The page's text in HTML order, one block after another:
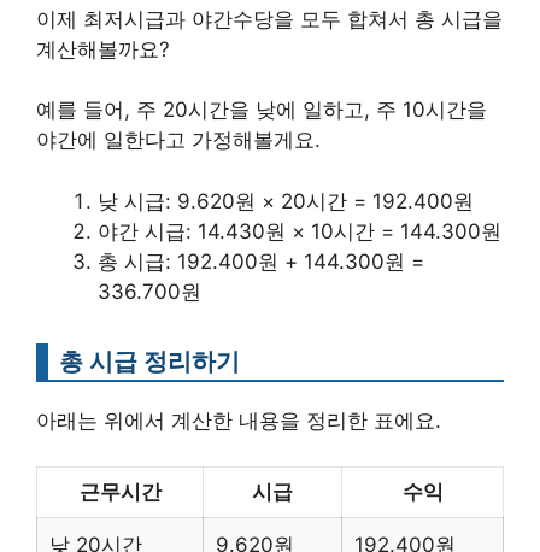
이제 최저시급과 야간수당을 모두 합쳐서 총 시급을
계산해볼까요?
예를 들어, 주 20시간을 낮에 일하고, 주 10시간을
야간에 일한다고 가정해볼게요.
낮 시급: 9.620원 × 20시간 = 192.400원
야간 시급: 14.430원 × 10시간 = 144.300원
총 시급: 192.400원 + 144.300원 =
336.700원
총 시급 정리하기
아래는 위에서 계산한 내용을 정리한 표에요.
근무시간 시급 수익
낮 20시간 9.620원 192.400원